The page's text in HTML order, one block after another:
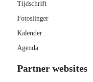
Tijdschrift
Fotoslinger
Kalender
Agenda
Partner websites